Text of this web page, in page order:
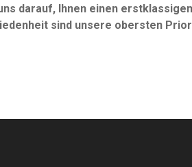
darauf, Ihnen einen
sind unsere obersten